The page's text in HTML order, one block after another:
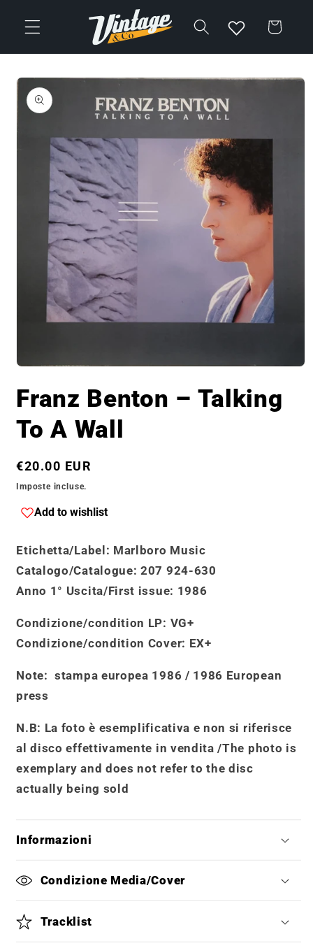
direttamente
ai contenuti
Carrello
Passa alle
informazioni
sul prodotto
multimediali
1
finestra
modale
Franz Benton – Talking
To A Wall
Prezzo
di
€20.00 EUR
Imposte incluse.
Add to wishlist
Etichetta/Label: Marlboro Music
Catalogo/Catalogue:207 924-630
Anno 1° Uscita/First issue: 1986
Condizione/condition LP: VG+
Condizione/condition Cover: EX+
Note:stampa europea 1986 / 1986 European
press
N.B: La foto è esemplificativa e non si riferisce
al disco effettivamente in vendita /The photo is
exemplary and does not refer to the disc
actually being sold
Informazioni
Condizione Media/Cover
Tracklist